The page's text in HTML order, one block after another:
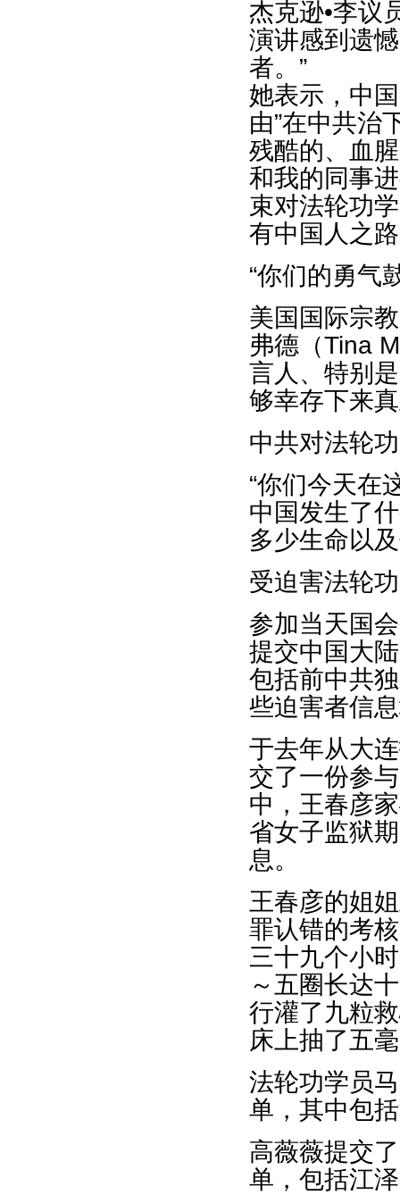
杰克逊•李议
演讲感到遗
者。”
她表示，中
由”在中共治
残酷的、血
和我的同事
束对法轮功
有中国人之
“你们的勇气
美国国际宗
弗德（Tina
言人、特别
够幸存下来
中共对法轮
“你们今天
中国发生了
多少生命以
受迫害法轮
参加当天国
提交中国大
包括前中共
些迫害者信
于去年从大
交了一份参
中，王春彦
省女子监狱
息。
王春彦的姐
罪认错的考
三十九个小
～五圈长达
行灌了九粒
床上抽了五
法轮功学员
单，其中包
高薇薇提交
单，包括江